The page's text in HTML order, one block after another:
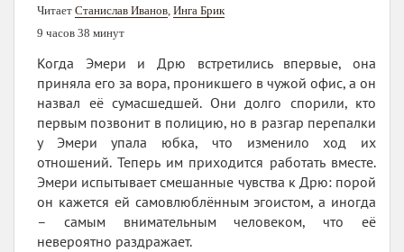
Читает Станислав Иванов, Инга Брик
9 часов 38 минут
Когда Эмери и Дрю встретились впервые, она
приняла его за вора, проникшего в чужой офис, а он
назвал её сумасшедшей. Они долго спорили, кто
первым позвонит в полицию, но в разгар перепалки
у Эмери упала юбка, что изменило ход их
отношений. Теперь им приходится работать вместе.
Эмери испытывает смешанные чувства к Дрю: порой
он кажется ей самовлюблённым эгоистом, а иногда
– самым внимательным человеком, что её
невероятно раздражает.